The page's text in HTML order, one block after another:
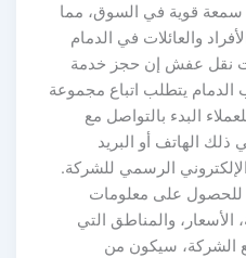
قوية في السوق، مما
والعائلات في الدمام
نقل عفش إن حجز خدمة
يتطلب اتباع مجموعة
البدء بالتواصل مع
الهاتف أو البريد
الرسمي للشركة.
للحصول على معلومات
والمناطق التي
الشركة، سيكون من